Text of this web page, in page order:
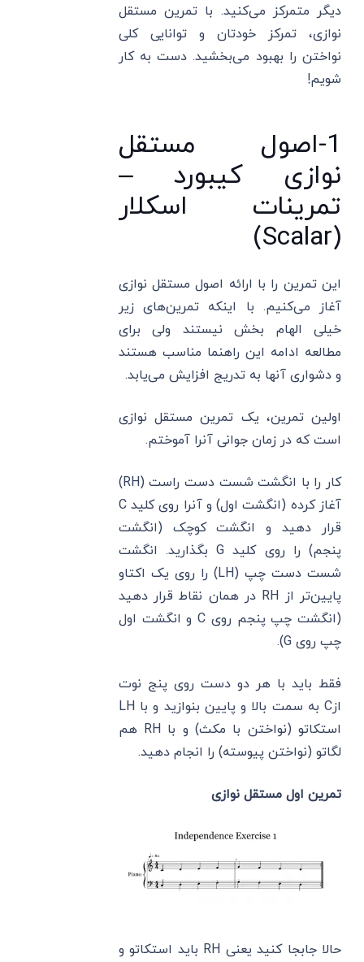
دیگر متمرکز می‌کنید. با تمرین مستقل
نوازی، تمرکز خودتان و توانایی کلی
نواختن را بهبود می‌بخشید. دست به کار
شویم!
1-اصول مستقل
نوازی کیبورد –
تمرینات اسکلار
(Scalar)
این تمرین را با ارائه اصول مستقل نوازی
آغاز می‌کنیم. با اینکه تمرین‌های زیر
خیلی الهام بخش نیستند ولی برای
مطالعه ادامه این راهنما مناسب هستند
و دشواری آنها به تدریج افزایش می‌یابد.
اولین تمرین، یک تمرین مستقل نوازی
است که در زمان جوانی آنرا آموختم.
کار را با انگشت شست دست راست (RH)
آغاز کرده (انگشت اول) و آنرا روی کلید C
قرار دهید و انگشت کوچک (انگشت
پنجم) را روی کلید G بگذارید. انگشت
شست دست چپ (LH) را روی یک اکتاو
پایین‌تر از RH در همان نقاط قرار دهید
(انگشت چپ پنجم روی C و انگشت اول
چپ روی G).
فقط باید با هر دو دست روی پنج نوت
ازC به سمت بالا و پایین بنوازید و با LH
استکاتو (نواختن با مکث) و با RH هم
لگاتو (نواختن پیوسته) را انجام دهید.
تمرین اول مستقل نوازی
حالا جابجا کنید یعنی RH باید استکاتو و